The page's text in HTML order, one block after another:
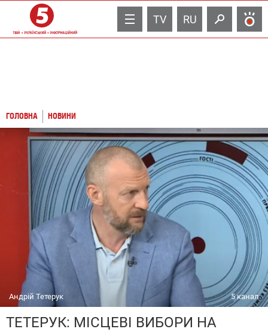
TV RU
ГОЛОВНА НОВИНИ
Андрій Тетерук 5 канал
ТЕТЕРУК: МІСЦЕВІ ВИБОРИ НА